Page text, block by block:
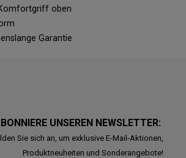
oben
Garantie
UNSEREN NEWSLETTER:
Sie sich an, um exklusive E-Mail-Aktionen,
Produktneuheiten und Sonderangebote!